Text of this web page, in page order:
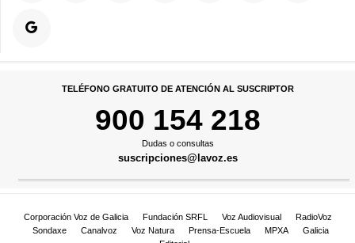
TELÉFONO GRATUITO DE ATENCIÓN AL SUSCRIPTOR
900 154 218
Dudas o consultas
suscripciones@lavoz.es
Corporación Voz de Galicia Fundación SRFL Voz Audiovisual
RadioVoz
Sondaxe
Canalvoz Voz Natura Prensa-Escuela MPXA
Galicia